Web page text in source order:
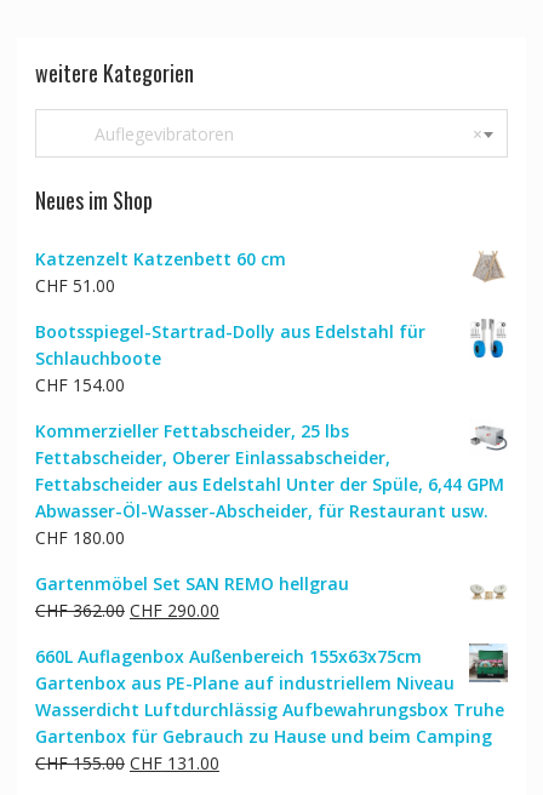
weitere Kategorien
×
Auflegevibratoren
Neues im Shop
Katzenzelt Katzenbett 60 cm
CHF51.00
Bootsspiegel-Startrad-Dolly aus Edelstahl für
Schlauchboote
CHF154.00
Kommerzieller Fettabscheider, 25 lbs
Fettabscheider, Oberer Einlassabscheider,
Fettabscheider aus Edelstahl Unter der Spüle, 6,44 GPM
Abwasser-Öl-Wasser-Abscheider, für Restaurant usw.
CHF180.00
Gartenmöbel Set SAN REMO hellgrau
CHF362.00 Ursprünglicher
war:
CHF 362.00
CHF290.00Aktueller
ist:
CHF 290.00.
660L Auflagenbox Außenbereich 155x63x75cm
Gartenbox aus PE-Plane auf industriellem Niveau
Wasserdicht Luftdurchlässig Aufbewahrungsbox Truhe
Gartenbox für Gebrauch zu Hause und beim Camping
CHF155.00 Ursprünglicher
CHF131.00Aktueller